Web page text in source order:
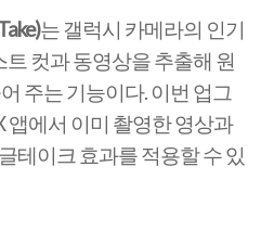
는 갤럭시 카메라의 인기
트 컷과 동영상을 추출해 원
주는 기능이다. 이번 업그
앱에서 이미 촬영한 영상과
테이크 효과를 적용할 수 있